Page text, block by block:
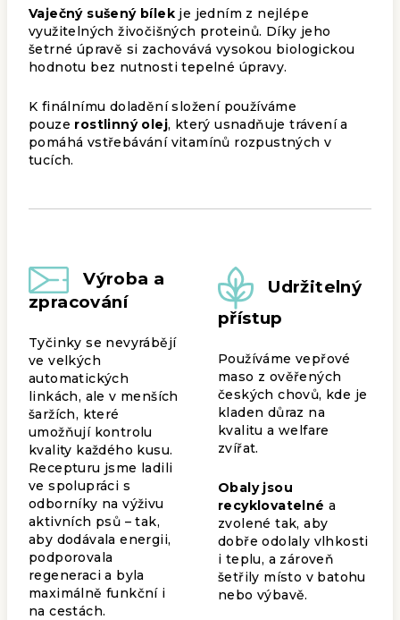
Vaječný sušený bílek je jedním z nejlépe
využitelných živočišných proteinů. Díky jeho
šetrné úpravě si zachovává vysokou biologickou
hodnotu bez nutnosti tepelné úpravy.
K finálnímu doladění složení používáme
pouze rostlinný olej, který usnadňuje trávení a
pomáhá vstřebávání vitamínů rozpustných v
tucích.
Výroba a
zpracování
Tyčinky se nevyrábějí
ve velkých
automatických
linkách, ale v menších
šaržích, které
umožňují kontrolu
kvality každého kusu.
Recepturu jsme ladili
ve spolupráci s
odborníky na výživu
aktivních psů – tak,
aby dodávala energii,
podporovala
regeneraci a byla
maximálně funkční i
na cestách.
Udržitelný
přístup
Používáme vepřové
maso z ověřených
českých chovů, kde je
kladen důraz na
kvalitu a welfare
zvířat.
Obaly jsou
recyklovatelné a
zvolené tak, aby
dobře odolaly vlhkosti
i teplu, a zároveň
šetřily místo v batohu
nebo výbavě.